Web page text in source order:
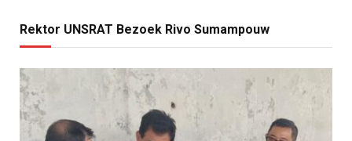
Rektor UNSRAT Bezoek Rivo Sumampouw